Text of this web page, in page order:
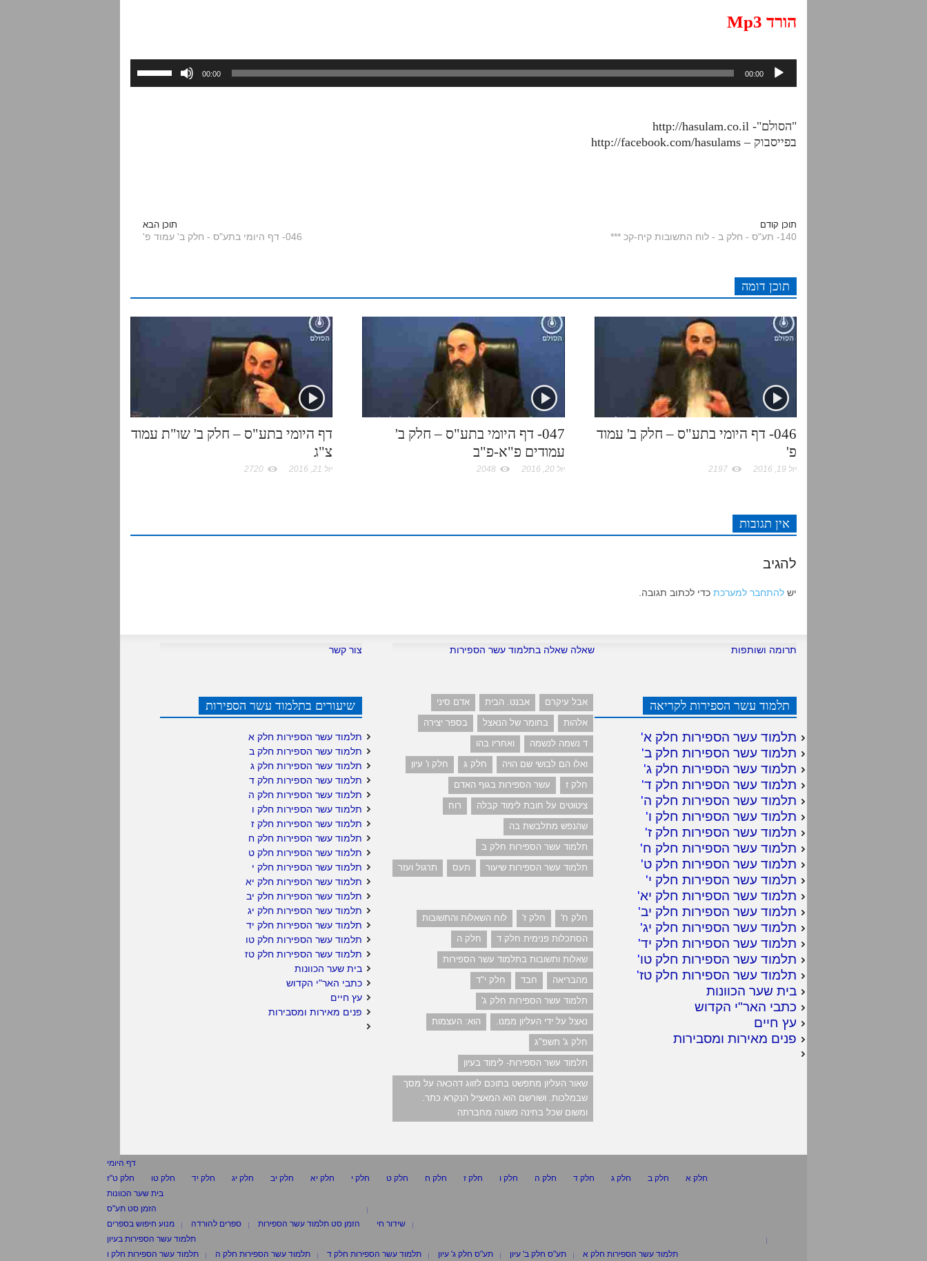
הורד Mp3
אודיו
00:00
00:00
"הסולם"- http://hasulam.co.il
בפייסבוק – http://facebook.com/hasulams
תוכן קודם
140- תע"ס - חלק ב - לוח התשובות קיח-קכ ***
תוכן הבא
046- דף היומי בתע"ס - חלק ב' עמוד פ'
תוכן דומה
דף היומי בתע"ס – חלק ב' שו"ת עמוד
צ"ג
יול 21, 2016 2720
047- דף היומי בתע"ס – חלק ב'
עמודים פ"א-פ"ב
יול 20, 2016 2048
046- דף היומי בתע"ס – חלק ב' עמוד
פ'
יול 19, 2016 2197
אין תגובות
להגיב
יש להתחבר למערכת כדי לכתוב תגובה.
תרומה ושותפות
תלמוד עשר הספירות לקריאה
תלמוד עשר הספירות חלק א'
תלמוד עשר הספירות חלק ב'
תלמוד עשר הספירות חלק ג'
תלמוד עשר הספירות חלק ד'
תלמוד עשר הספירות חלק ה'
תלמוד עשר הספירות חלק ו'
תלמוד עשר הספירות חלק ז'
תלמוד עשר הספירות חלק ח'
תלמוד עשר הספירות חלק ט'
תלמוד עשר הספירות חלק י'
תלמוד עשר הספירות חלק יא'
תלמוד עשר הספירות חלק יב'
תלמוד עשר הספירות חלק יג'
תלמוד עשר הספירות חלק יד'
תלמוד עשר הספירות חלק טו'
תלמוד עשר הספירות חלק טז'
בית שער הכוונות
כתבי האר"י הקדוש
עץ חיים
פנים מאירות ומסבירות
שאלה שאלה בתלמוד עשר הספירות
אבל עיקרם אבנט. הבית
אדם סיני
אלהות
בחומר של הנאצל
בספר יצירה
ד נשמה לנשמה
ואחריו בהו
ואלו הם לבושי שם הויה
חלק ג
חלק ו' עיון
חלק ז
עשר הספירות בגוף האדם
ציטוטים על חובת לימוד קבלה
רוח
שהנפש מתלבשת בה
תלמוד עשר הספירות חלק ב
תלמוד עשר הספירות שיעור
תעס תרגול ועזר
חלק ח' חלק ז'
לוח השאלות והתשובות
הסתכלות פנימית חלק ד
חלק ה
שאלות ותשובות בתלמוד עשר הספירות
מהבריאה
חבד
חלק י"ד
תלמוד עשר הספירות חלק ג'
נאצל על ידי העליון ממנו.
הוא: העצמות
חלק ג' תשפ"ג
תלמוד עשר הספירות- לימוד בעיון
שאור העליון מתפשט בתוכם לזווג דהכאה על מסך
שבמלכות. ושורשם הוא המאציל הנקרא כתר.
ומשום שכל בחינה משונה מחברתה
צור קשר
שיעורים בתלמוד עשר הספירות
תלמוד עשר הספירות חלק א
תלמוד עשר הספירות חלק ב
תלמוד עשר הספירות חלק ג
תלמוד עשר הספירות חלק ד
תלמוד עשר הספירות חלק ה
תלמוד עשר הספירות חלק ו
תלמוד עשר הספירות חלק ז
תלמוד עשר הספירות חלק ח
תלמוד עשר הספירות חלק ט
תלמוד עשר הספירות חלק י
תלמוד עשר הספירות חלק יא
תלמוד עשר הספירות חלק יב
תלמוד עשר הספירות חלק יג
תלמוד עשר הספירות חלק יד
תלמוד עשר הספירות חלק טו
תלמוד עשר הספירות חלק טז
בית שער הכוונות
כתבי האר"י הקדוש
עץ חיים
פנים מאירות ומסבירות
דף היומי
חלק א
חלק ב חלק ג חלק ד חלק ה חלק ו חלק ז חלק ח חלק ט חלק י חלק יא חלק יב חלק יג חלק יד חלק טו
חלק ט"ז
בית שער הכוונות
שידור חי
הזמן סט תע"ס
הזמן סט תלמוד עשר הספירות
ספרים להורדה
מנוע חיפוש בספרים
תלמוד עשר הספירות בעיון
תלמוד עשר הספירות חלק א
תע"ס חלק ב' עיון תע"ס חלק ג' עיון תלמוד עשר הספירות חלק ד תלמוד עשר הספירות חלק ה תלמוד עשר הספירות חלק ו